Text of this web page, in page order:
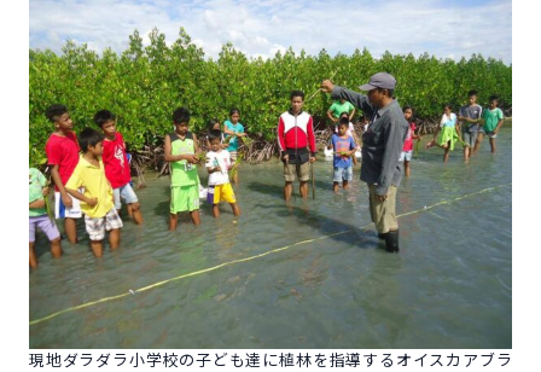
現地ダラダラ小学校の子ども達に植林を指導するオイスカアブラ